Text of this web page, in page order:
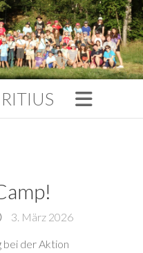
3. März 2026
bei der Aktion